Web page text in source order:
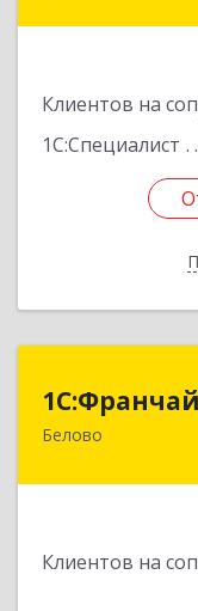
Клиентов на
1С:Специалист
Белово
Клиентов на